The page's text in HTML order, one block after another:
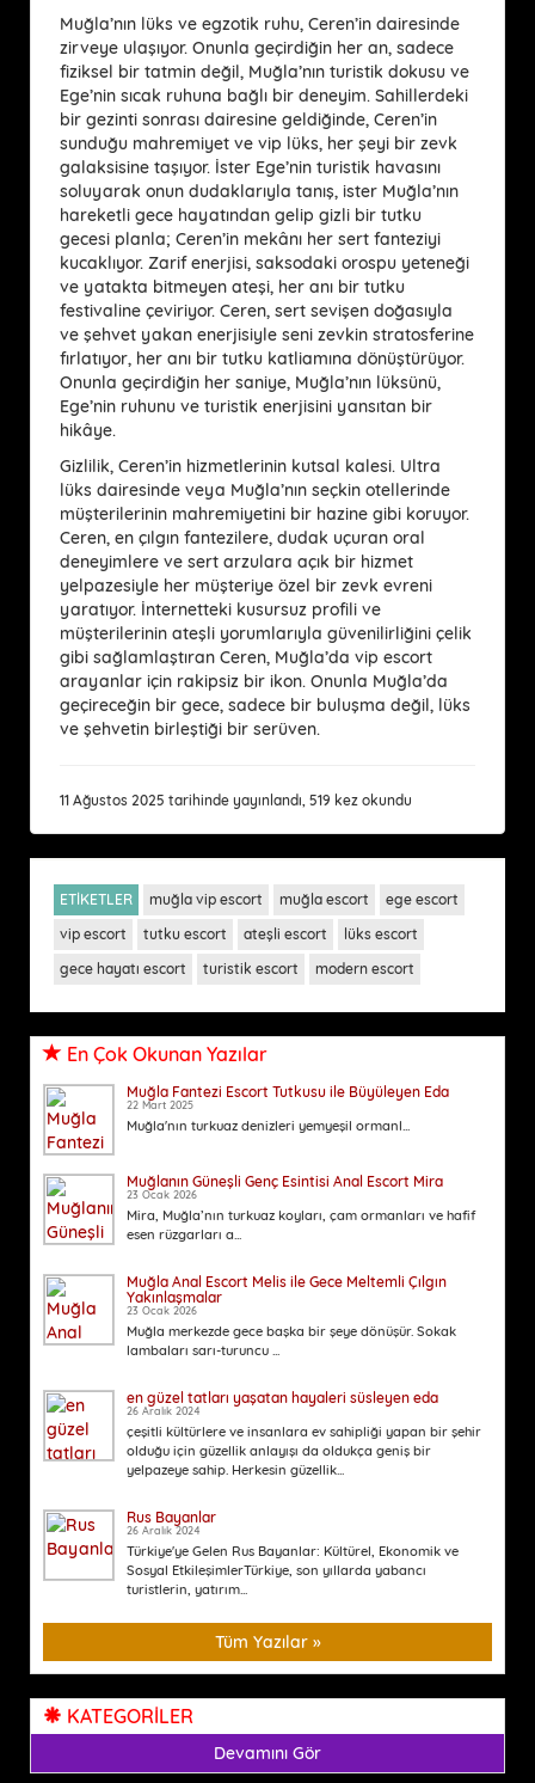
Muğla’nın lüks ve egzotik ruhu, Ceren’in dairesinde
zirveye ulaşıyor. Onunla geçirdiğin her an, sadece
fiziksel bir tatmin değil, Muğla’nın turistik dokusu ve
Ege’nin sıcak ruhuna bağlı bir deneyim. Sahillerdeki
bir gezinti sonrası dairesine geldiğinde, Ceren’in
sunduğu mahremiyet ve vip lüks, her şeyi bir zevk
galaksisine taşıyor. İster Ege’nin turistik havasını
soluyarak onun dudaklarıyla tanış, ister Muğla’nın
hareketli gece hayatından gelip gizli bir tutku
gecesi planla; Ceren’in mekânı her sert fanteziyi
kucaklıyor. Zarif enerjisi, saksodaki orospu yeteneği
ve yatakta bitmeyen ateşi, her anı bir tutku
festivaline çeviriyor. Ceren, sert sevişen doğasıyla
ve şehvet yakan enerjisiyle seni zevkin stratosferine
fırlatıyor, her anı bir tutku katliamına dönüştürüyor.
Onunla geçirdiğin her saniye, Muğla’nın lüksünü,
Ege’nin ruhunu ve turistik enerjisini yansıtan bir
hikâye.
Gizlilik, Ceren’in hizmetlerinin kutsal kalesi. Ultra
lüks dairesinde veya Muğla’nın seçkin otellerinde
müşterilerinin mahremiyetini bir hazine gibi koruyor.
Ceren, en çılgın fantezilere, dudak uçuran oral
deneyimlere ve sert arzulara açık bir hizmet
yelpazesiyle her müşteriye özel bir zevk evreni
yaratıyor. İnternetteki kusursuz profili ve
müşterilerinin ateşli yorumlarıyla güvenilirliğini çelik
gibi sağlamlaştıran Ceren, Muğla’da vip escort
arayanlar için rakipsiz bir ikon. Onunla Muğla’da
geçireceğin bir gece, sadece bir buluşma değil, lüks
ve şehvetin birleştiği bir serüven.
11 Ağustos 2025 tarihinde yayınlandı, 519 kez okundu
ETİKETLER muğla vip escort muğla escort
ege escort
vip escort
tutku escort ateşli escort
lüks escort
gece hayatı escort
turistik escort modern escort
En Çok Okunan Yazılar
Muğla Fantezi Escort Tutkusu ile Büyüleyen Eda
22 Mart 2025
Muğla'nın turkuaz denizleri yemyeşil ormanl...
Muğlanın Güneşli Genç Esintisi Anal Escort Mira
23 Ocak 2026
Mira, Muğla’nın turkuaz koyları, çam ormanları ve hafif
esen rüzgarları a...
Muğla Anal Escort Melis ile Gece Meltemli Çılgın
Yakınlaşmalar
23 Ocak 2026
Muğla merkezde gece başka bir şeye dönüşür. Sokak
lambaları sarı-turuncu ...
en güzel tatları yaşatan hayaleri süsleyen eda
26 Aralık 2024
çeşitli kültürlere ve insanlara ev sahipliği yapan bir şehir
olduğu için güzellik anlayışı da oldukça geniş bir
yelpazeye sahip. Herkesin güzellik...
Rus Bayanlar
26 Aralık 2024
Türkiye'ye Gelen Rus Bayanlar: Kültürel, Ekonomik ve
Sosyal EtkileşimlerTürkiye, son yıllarda yabancı
turistlerin, yatırım...
Tüm Yazılar »
KATEGORİLER
Devamını Gör